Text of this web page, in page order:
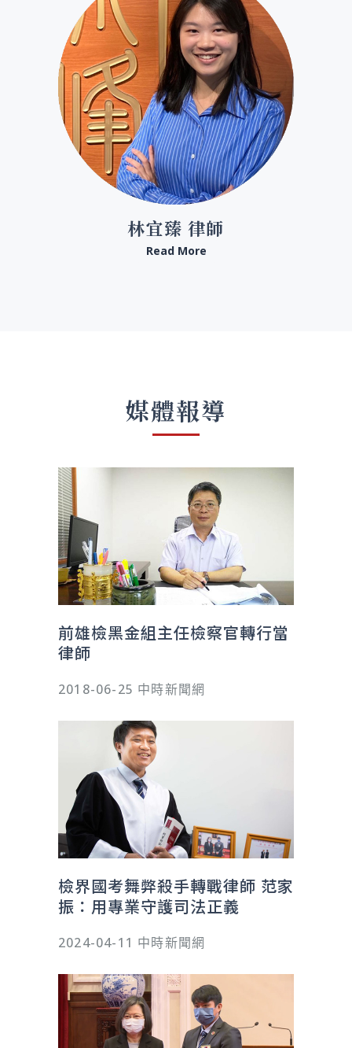
林宜臻 律師
Read More
媒體報導
前雄檢黑金組主任檢察官轉行當
律師
2018-06-25 中時新聞網
檢界國考舞弊殺手轉戰律師 范家
振：用專業守護司法正義
2024-04-11 中時新聞網